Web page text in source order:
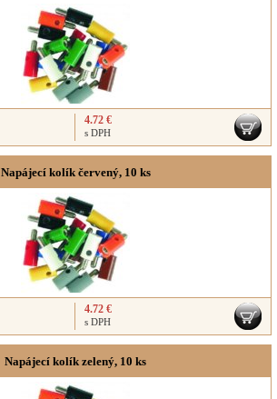
4.72 €
s DPH
Napájecí kolík červený, 10 ks
4.72 €
s DPH
Napájecí kolík zelený, 10 ks